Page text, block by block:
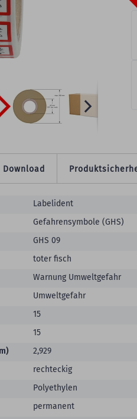
Labelident
Gefahrensymbole (GHS)
GHS 09
toter fisch
Warnung Umweltgefahr
Umweltgefahr
15
15
2,929
rechteckig
Polyethylen
permanent
Download